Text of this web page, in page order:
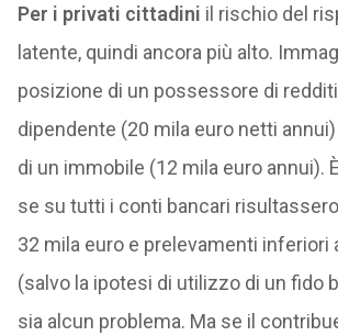
Per i privati cittadini il rischio del
latente, quindi ancora più alto.
posizione di un possessore di
dipendente (20 mila euro netti
di un immobile (12 mila euro annui).
se su tutti i conti bancari
32 mila euro e prelevamenti inferiori
(salvo la ipotesi di utilizzo di un fido
sia alcun problema. Ma se il